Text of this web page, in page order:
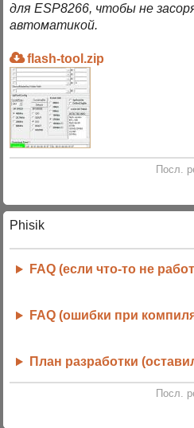
для ESP8266, чтобы не
автоматикой.
flash-tool.zip
Посл.
Phisik
FAQ (если что-то не
FAQ (ошибки при
План разработки
Посл.